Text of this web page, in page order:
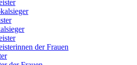
der Frauen